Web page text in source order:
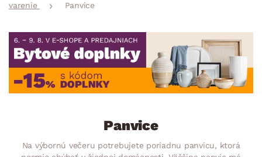
varenie
Panvice
Panvice
Na výbornú večeru potrebujete poriadnu panvicu, ktorá